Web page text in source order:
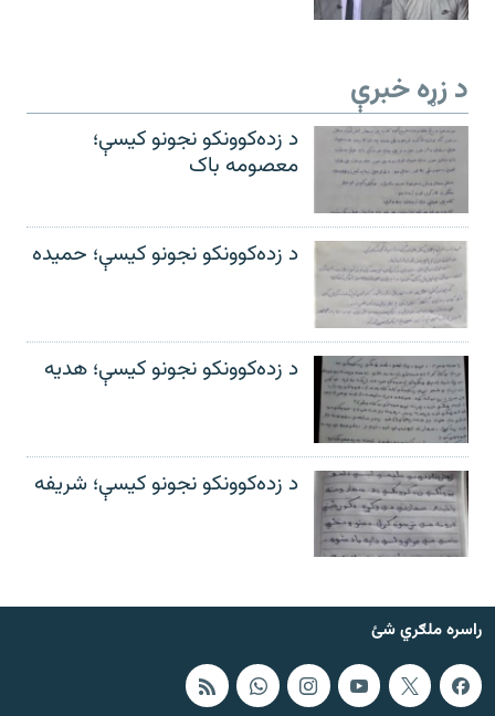
د زړه خبرې
د زده‌کوونکو نجونو کیسې؛
معصومه باک
د زده‌کوونکو نجونو کیسې؛ حمیده
د زده‌کوونکو نجونو کیسې؛ هدیه
د زده‌کوونکو نجونو کیسې؛ شریفه
راسره ملګري شئ